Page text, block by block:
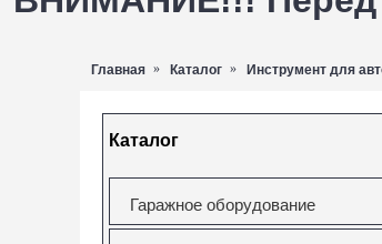
Главная Каталог Инструмент для
Каталог
Гаражное оборудование